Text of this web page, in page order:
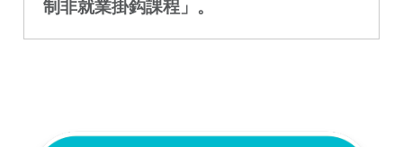
制非就業掛鈎課程」。